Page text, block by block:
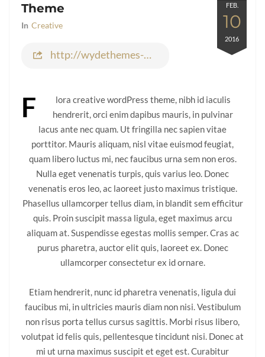
FEB.
10
2016
Theme
In Creative
http://wydethemes-wydethemes.com
F
lora creative wordPress theme, nibh id iaculis
hendrerit, orci enim dapibus mauris, in pulvinar
lacus ante nec quam. Ut fringilla nec sapien vitae
porttitor. Mauris aliquam, nisl vitae euismod feugiat,
quam libero luctus mi, nec faucibus urna sem non eros.
Nulla eget venenatis turpis, quis varius leo. Donec
venenatis eros leo, ac laoreet justo maximus tristique.
Phasellus ullamcorper tellus diam, in blandit sem efficitur
quis. Proin suscipit massa ligula, eget maximus arcu
aliquam at. Suspendisse egestas mollis semper. Cras ac
purus pharetra, auctor elit quis, laoreet ex. Donec
ullamcorper consectetur ex id ornare.
Etiam hendrerit, nunc id pharetra venenatis, ligula dui
faucibus mi, in ultricies mauris diam non nisi. Vestibulum
non risus porta tellus cursus sagittis. Morbi risus libero,
volutpat id felis quis, pellentesque tincidunt nisi. Donec at
mi ut urna maximus suscipit et eget est. Curabitur